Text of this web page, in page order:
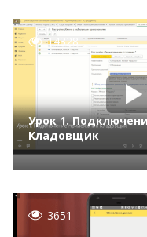
в компании
14328
Урок 1.
Кладовщик
3651